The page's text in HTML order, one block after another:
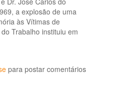
a explosão de uma
às Vítimas de
Trabalho instituiu em
para postar comentários